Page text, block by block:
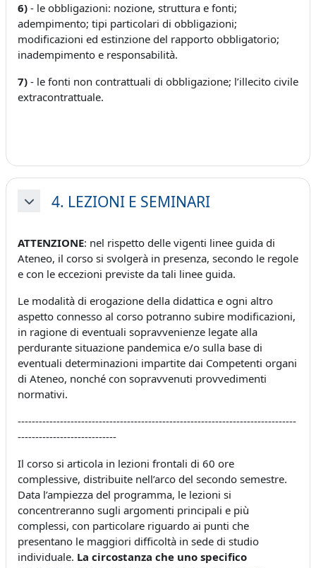
6) - le obbligazioni: nozione, struttura e fonti;
adempimento; tipi particolari di obbligazioni;
modificazioni ed estinzione del rapporto obbligatorio;
inadempimento e responsabilità.
7) - le fonti non contrattuali di obbligazione; l’illecito civile
extracontrattuale.
Minimizza4. LEZIONI E SEMINARI
ATTENZIONE: nel rispetto delle vigenti linee guida di
Ateneo, il corso si svolgerà in presenza, secondo le regole
e con le eccezioni previste da tali linee guida.
Le modalità di erogazione della didattica e ogni altro
aspetto connesso al corso potranno subire modificazioni,
in ragione di eventuali sopravvenienze legate alla
perdurante situazione pandemica e/o sulla base di
eventuali determinazioni impartite dai Competenti organi
di Ateneo, nonché con sopravvenuti provvedimenti
normativi.
-------------------------------------------------------------------------------
----------------------------
Il corso si articola in lezioni frontali di 60 ore
complessive, distribuite nell’arco del secondo semestre.
Data l’ampiezza del programma, le lezioni si
concentreranno sugli argomenti principali e più
complessi, con particolare riguardo ai punti che
presentano le maggiori difficoltà in sede di studio
individuale. La circostanza che uno specifico